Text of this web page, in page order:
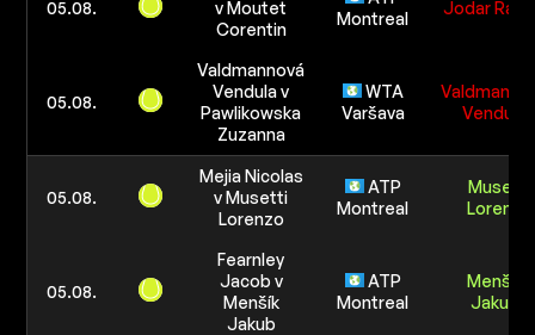
05.08.
v Moutet
Corentin
Montreal
Jodar
05.08.
Valdmannová
Vendula v
Pawlikowska
Zuzanna
WTA
Varšava
Vendula
05.08.
Mejia Nicolas
v Musetti
Lorenzo
ATP
Montreal
Musetti
Lorenzo
05.08.
Fearnley
Jacob v
Menšík
Jakub
ATP
Montreal
Menšík
Jakub